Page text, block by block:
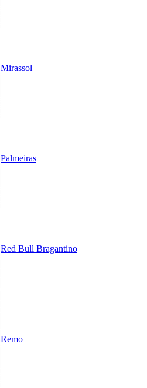
Mirassol
Palmeiras
Red Bull Bragantino
Remo